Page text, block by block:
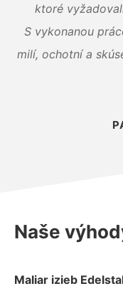
ktoré
S vykonanou
milí, ochotní a
Naše
Maliar izieb